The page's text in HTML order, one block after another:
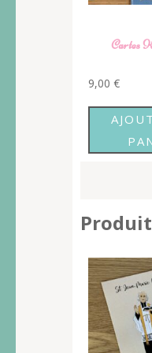
Cartes
9,00 €